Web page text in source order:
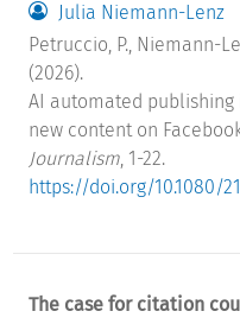
Julia Niemann-Lenz
Petruccio, P., Niemann-
(2026).
AI automated
new content on
Journalism , 1-22.
https://doi.org/10.1080/
The case for citation